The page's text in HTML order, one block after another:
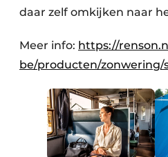
daar zelf omkijken naar
Meer info: https://
be/producten/zonwering/